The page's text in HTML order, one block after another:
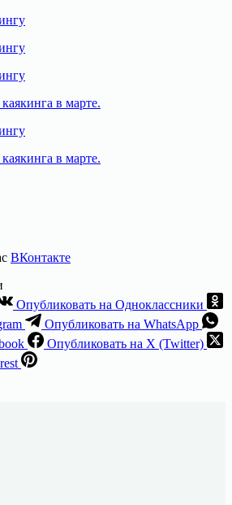
ВКонтакте
Опубликовать на Одноклассники
Опубликовать на WhatsApp
Опубликовать на X (Twitter)